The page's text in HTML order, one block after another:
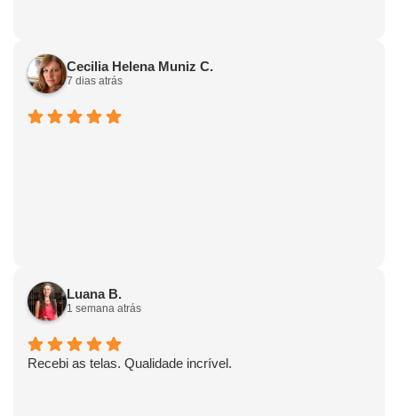
Cecilia Helena Muniz C.
7 dias atrás
Luana B.
1 semana atrás
Recebi as telas. Qualidade incrível.